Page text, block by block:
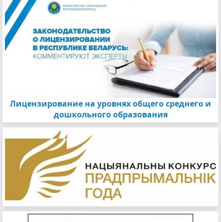
Лицензирование на уровнях общего среднего и
дошкольного образования